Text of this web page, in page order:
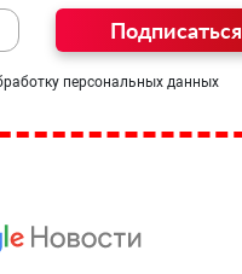
Подписаться
персональных данных